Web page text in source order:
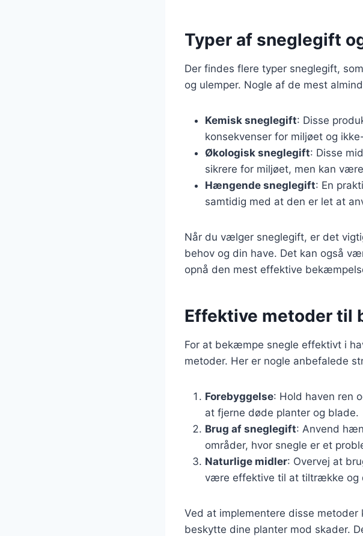
Typer af sneglegift
Der findes flere typer sneglegift,
og ulemper. Nogle af de mest
Kemisk sneglegift: Disse
konsekvenser for miljøet og
Økologisk sneglegift: Disse
sikrere for miljøet, men kan
Hængende sneglegift: En
samtidig med at den er let at
Når du vælger sneglegift, er det
behov og din have. Det kan også
opnå den mest effektive
Effektive metoder til
For at bekæmpe snegle effektivt i
metoder. Her er nogle anbefalede
Forebyggelse: Hold haven ren
at fjerne døde planter og blade.
Brug af sneglegift: Anvend
områder, hvor snegle er et
Naturlige midler: Overvej at
være effektive til at tiltrække og
Ved at implementere disse
beskytte dine planter mod skader.